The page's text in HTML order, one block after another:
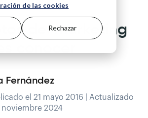
de las cookies
Rechazar
del marketing
conocer
Fernández
el 21 mayo 2016 | Actualizado
noviembre 2024